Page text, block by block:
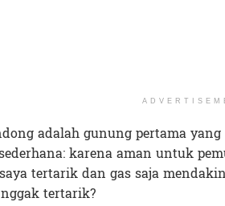
adalah gunung pertama
karena aman untuk
tertarik dan gas saja
tertarik?